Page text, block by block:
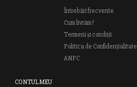
Întrebări frecvente
Cum livrăm?
Termeni și condiții
Politica de Confidențialitate
ANPC
CONTUL MEU